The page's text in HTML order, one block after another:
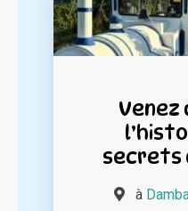
Venez
secrets
à